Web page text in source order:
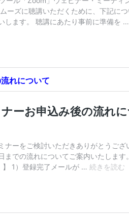
れについて